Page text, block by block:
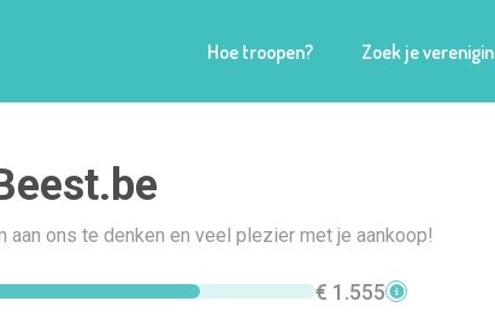
Hoe troopen? Zoek je
aan ons te denken en veel plezier met je aankoop!
€ 1.555